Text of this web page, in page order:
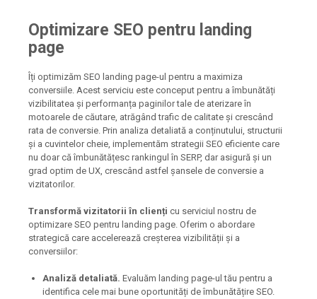
Optimizare SEO pentru landing
page
Îți optimizăm SEO landing page-ul pentru a maximiza
conversiile. Acest serviciu este conceput pentru a îmbunătăți
vizibilitatea și performanța paginilor tale de aterizare în
motoarele de căutare, atrăgând trafic de calitate și crescând
rata de conversie. Prin analiza detaliată a conținutului, structurii
și a cuvintelor cheie, implementăm strategii SEO eficiente care
nu doar că îmbunătățesc rankingul în SERP, dar asigură și un
grad optim de UX, crescând astfel șansele de conversie a
vizitatorilor.
Transformă vizitatorii în clienți cu serviciul nostru de
optimizare SEO pentru landing page. Oferim o abordare
strategică care accelerează creșterea vizibilității și a
conversiilor:
Analiză detaliată. Evaluăm landing page-ul tău pentru a
identifica cele mai bune oportunități de îmbunătățire SEO.